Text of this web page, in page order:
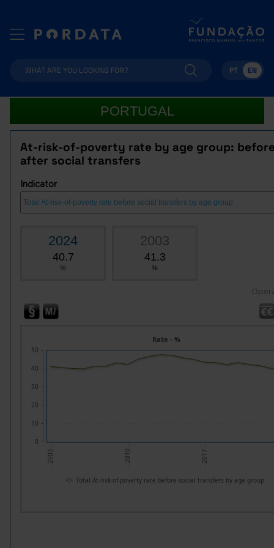
PT EN
PORTUGAL
At-risk-of-poverty rate by age group:
after social transfers
Indicator
2024
40.7
%
2003
41.3
%
- 2003 - - 2010 - - 2017 -
Rate - %
0
10
20
30
40
50
Total At-risk-of-poverty rate before social transfers by age group